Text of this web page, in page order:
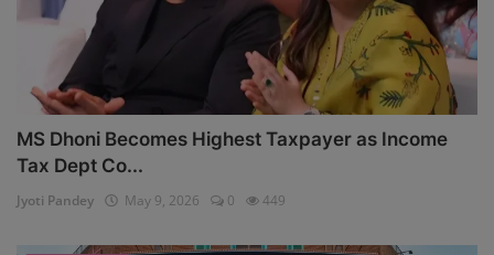
MS Dhoni Becomes Highest Taxpayer as Income
Tax Dept Co...
Jyoti Pandey May 9, 2026 0 449